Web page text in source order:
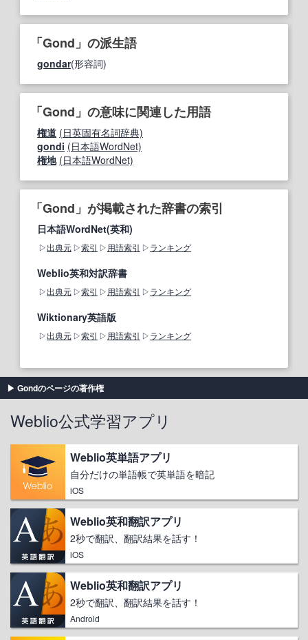
「Gond」の派生語
gondar(形容詞)
「Gond」の意味に関連した用語
権道 (日英固有名詞辞典)
gondi (日本語WordNet)
権地 (日本語WordNet)
「Gond」が掲載された辞書の索引
日本語WordNet(英和)
出典元 索引 用語索引 ランキング
Weblio英和対訳辞書
出典元 索引 用語索引 ランキング
Wiktionary英語版
出典元 索引 用語索引 ランキング
Gondのページの著作権
Weblio公式学習アプリ
Weblio英単語アプリ
自分だけの単語帳で英単語を暗記
iOS
Weblio英和翻訳アプリ
2秒で翻訳、翻訳結果を話す！
iOS
Weblio英和翻訳アプリ
2秒で翻訳、翻訳結果を話す！
Android